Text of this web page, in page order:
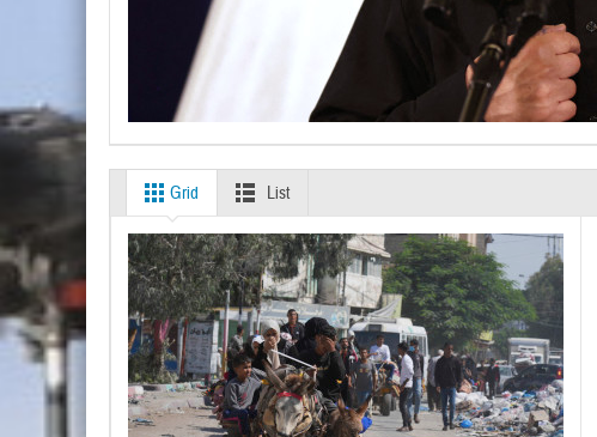
Grid List